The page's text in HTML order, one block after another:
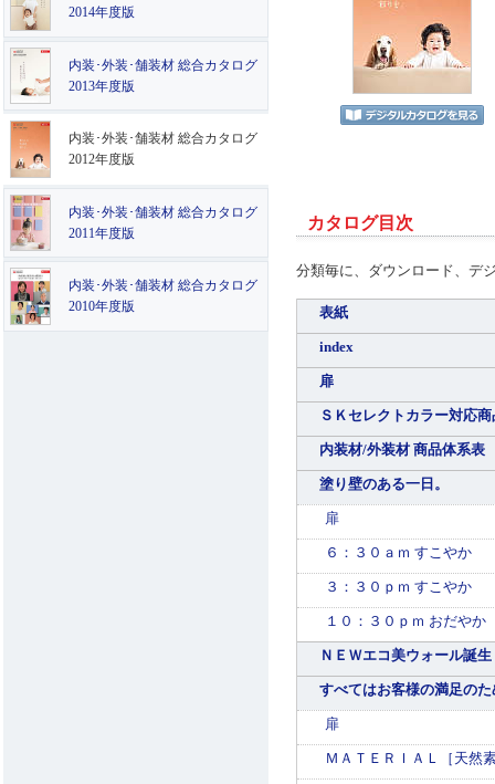
カタログ目次
分類毎に、ダウンロード、デ
表紙
index
扉
ＳＫセレクトカラー対応
内装材/外装材 商品体系表
塗り壁のある一日。
扉
６：３０ａｍ すこやか
３：３０ｐｍ すこやか
１０：３０ｐｍ おだやか
ＮＥＷエコ美ウォール誕生
すべてはお客様の満足のた
扉
ＭＡＴＥＲＩＡＬ［天然
2014年度版
内装･外装･舗装材 総合カタログ
2013年度版
内装･外装･舗装材 総合カタログ
2012年度版
内装･外装･舗装材 総合カタログ
2011年度版
内装･外装･舗装材 総合カタログ
2010年度版